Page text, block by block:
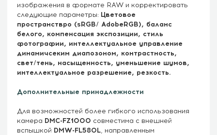
изображения в формате RAW и корректировать
следующие параметры: Цветовое
пространствро (sRGB/ AdobeRGB), баланс
белого, компенсация экспозиции, стиль
фотографии, интеллектуальное управление
динамичсеким диапозоном, контрастность,
свет/тень, насыщенность, уменьшение шумов,
интеллектуальное разрешение, резкость.
Дополнительные принадлежности
Для возможностей более гибкого использования
камера DMC-FZ1000 совместима с внешней
вспышкой DMW-FL580L, направленным